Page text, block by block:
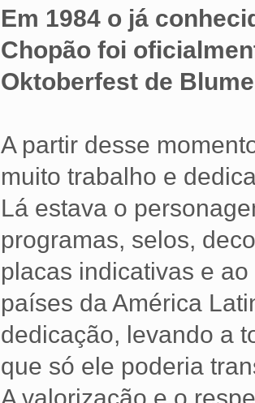
Em 1984 o já
Chopão foi
Oktoberfest de
A partir desse
muito trabalho e
Lá estava o
programas, selos,
placas indicativas e
países da América
dedicação, levando a
que só ele poderia